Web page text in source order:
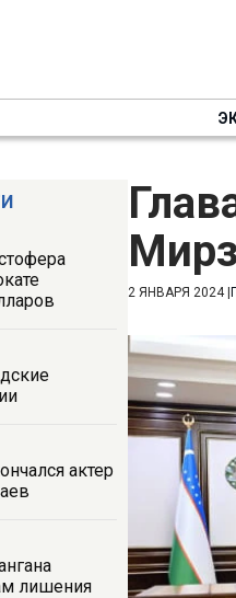
актер
лишения
2 ЯНВАРЯ 2024|